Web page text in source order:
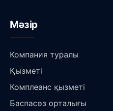
Мәзір
Компания туралы
Қызметі
Комплеанс қызметі
Баспасөз орталығы